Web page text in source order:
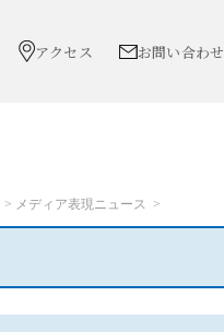
アクセス お問い合わせ
メディア表現ニュース